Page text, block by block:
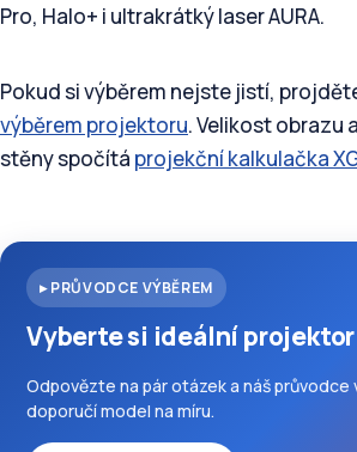
Pro, Halo+ i ultrakrátký laser AURA.
Pokud si výběrem nejste jistí,
výběrem projektoru. Velikost obrazu
stěny spočítá projekční kalkulačka
▸ PRŮVODCE VÝBĚREM
Vyberte si ideální projektor
Odpovězte na pár otázek a náš průvodce
doporučí model na míru.